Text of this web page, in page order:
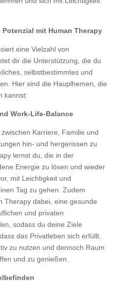
mit Human Therapy
eine Vielzahl von
dir die Unterstützung, die du
selbstbestimmtes und
Hier sind die Hauplhemen, die
kannst:
Work-Life-Balance
Karriere, Familie und
hin- und hergerissen zu
lernst du, die in der
Energie zu lösen und wieder
mit Leichtigkeit und
Tag zu gehen. Zudem
Therapy dabei, eine gesunde
und privaten
sodass du deine Ziele
das Privatleben sich erfüllt.
zu nutzen und dennoch Raum
und zu genießen.